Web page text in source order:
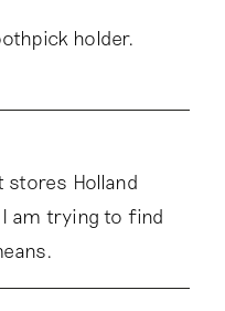
holder.
stores Holland
am trying to find